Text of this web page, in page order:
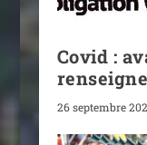
Covid :
26 septembre